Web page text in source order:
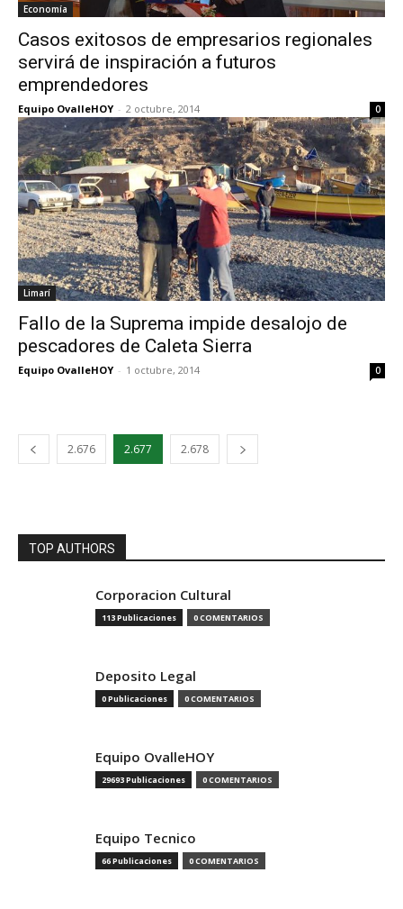
Economía
Casos exitosos de empresarios regionales
servirá de inspiración a futuros
emprendedores
Equipo OvalleHOY - 2 octubre, 2014 0
Limarí
Fallo de la Suprema impide desalojo de
pescadores de Caleta Sierra
Equipo OvalleHOY - 1 octubre, 2014 0
2.676 2.677 2.678
TOP AUTHORS
Corporacion Cultural
113 Publicaciones 0 COMENTARIOS
Deposito Legal
0 Publicaciones 0 COMENTARIOS
Equipo OvalleHOY
29693 Publicaciones 0 COMENTARIOS
Equipo Tecnico
66 Publicaciones 0 COMENTARIOS